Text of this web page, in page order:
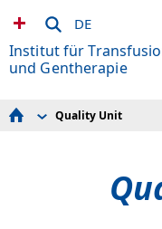
DE
Institut für
und Gentherapie
Immungenetik /
Quality Unit